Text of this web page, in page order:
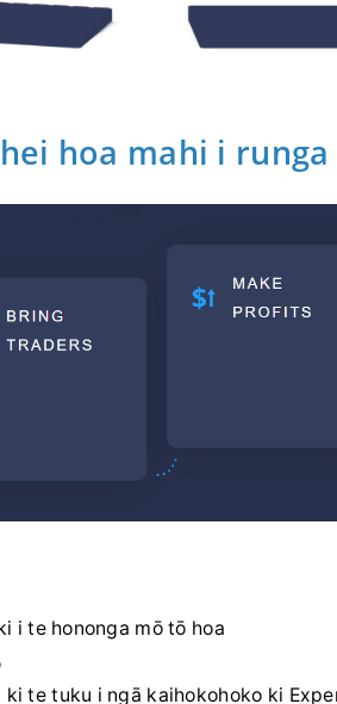
hoa mahi i
i te hononga mō tō hoa
ki te tuku i ngā kaihokohoko ki